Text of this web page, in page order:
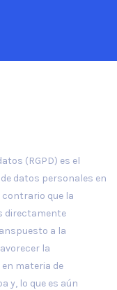
(RGPD) es el
datos personales en
contrario que la
directamente
a la
la
materia de
y, lo que es aún